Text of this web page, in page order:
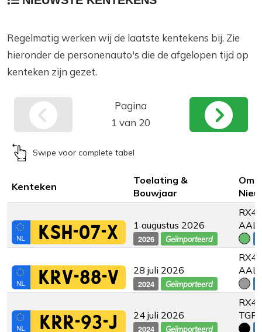
Regelmatig werken wij de laatste kentekens bij. Zie
hieronder de personenauto's die de afgelopen tijd op
kenteken zijn gezet.
Pagina
1 van 20
Swipe voor complete tabel
Kenteken
Toelating &
Bouwjaar
KSH-07-X 1 augustus 2026
2026 Geïmporteerd
KRV-88-V 28 juli 2026
2024 Geïmporteerd
KRR-93-J 24 juli 2026
2024 Geïmporteerd